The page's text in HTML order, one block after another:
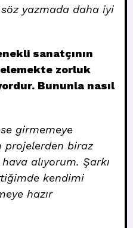
söz yazmada daha iyi
sanatçının
zorluk
Bununla nasıl
girmemeye
projelerden biraz
alıyorum. Şarkı
kendimi
hazır